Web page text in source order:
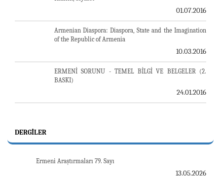
01.07.2016
Armenian Diaspora: Diaspora, State and the Imagination
of the Republic of Armenia
10.03.2016
ERMENİ SORUNU - TEMEL BİLGİ VE BELGELER (2.
BASKI)
24.01.2016
DERGILER
Ermeni Araştırmaları 79. Sayı
13.05.2026